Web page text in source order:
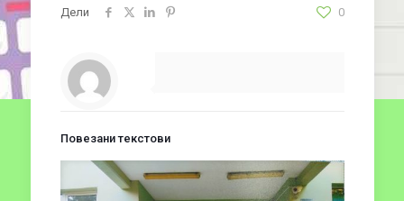
Дели 0
Повезани текстови